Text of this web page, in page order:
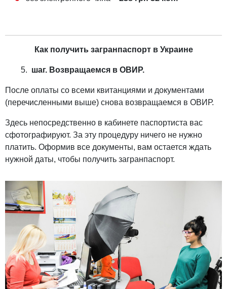
Как получить загранпаспорт в Украине
шаг. Возвращаемся в ОВИР.
После оплаты со всеми квитанциями и документами
(перечисленными выше) снова возвращаемся в ОВИР.
Здесь непосредственно в кабинете паспортиста вас
сфотографируют. За эту процедуру ничего не нужно
платить. Оформив все документы, вам остается ждать
нужной даты, чтобы получить загранпаспорт.